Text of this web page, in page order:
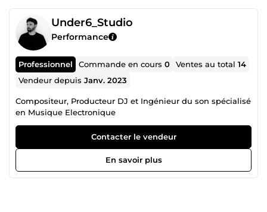
Under6_Studio
Performance
Professionnel Commande en cours0 Ventes au total14
Vendeur depuisJanv. 2023
Compositeur, Producteur DJ et Ingénieur du son spécialisé
en Musique Electronique
Contacter le vendeur
En savoir plus